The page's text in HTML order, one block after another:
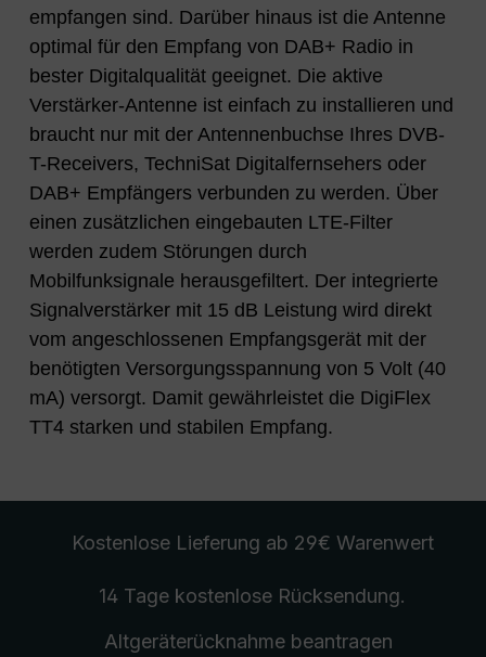
empfangen sind. Darüber hinaus ist die Antenne
optimal für den Empfang von DAB+ Radio in
bester Digitalqualität geeignet. Die aktive
Verstärker-Antenne ist einfach zu installieren und
braucht nur mit der Antennenbuchse Ihres DVB-
T-Receivers, TechniSat Digitalfernsehers oder
DAB+ Empfängers verbunden zu werden. Über
einen zusätzlichen eingebauten LTE-Filter
werden zudem Störungen durch
Mobilfunksignale herausgefiltert. Der integrierte
Signalverstärker mit 15 dB Leistung wird direkt
vom angeschlossenen Empfangsgerät mit der
benötigten Versorgungsspannung von 5 Volt (40
mA) versorgt. Damit gewährleistet die DigiFlex
TT4 starken und stabilen Empfang.
Kostenlose Lieferung ab 29€ Warenwert
14 Tage kostenlose Rücksendung.
Altgeräterücknahmebeantragen